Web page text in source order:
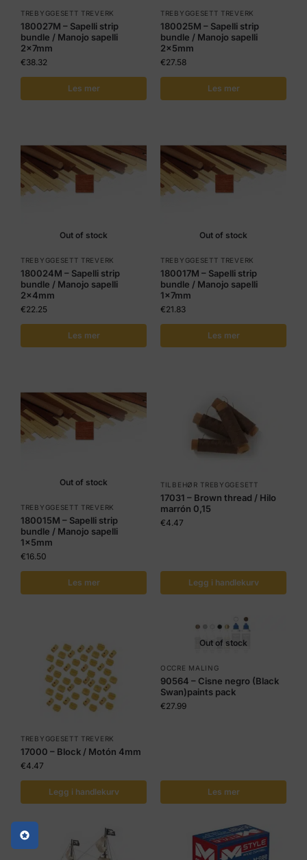
TREBYGGESETT TREVERK
180027M – Sapelli strip
bundle / Manojo sapelli
2x7mm
€38.32
Les mer
TREBYGGESETT TREVERK
180025M – Sapelli strip
bundle / Manojo sapelli
2x5mm
€27.58
Les mer
Out of stock
TREBYGGESETT TREVERK
180024M – Sapelli strip
bundle / Manojo sapelli
2x4mm
€22.25
Les mer
Out of stock
TREBYGGESETT TREVERK
180017M – Sapelli strip
bundle / Manojo sapelli
1x7mm
€21.83
Les mer
Out of stock
TREBYGGESETT TREVERK
180015M – Sapelli strip
bundle / Manojo sapelli
1x5mm
€16.50
Les mer
TILBEHØR TREBYGGESETT
17031 – Brown thread / Hilo
marrón 0,15
€4.47
Legg i handlekurv
TREBYGGESETT TREVERK
17000 – Block / Motón 4mm
€4.47
Legg i handlekurv
Out of stock
OCCRE MALING
90564 – Cisne negro (Black
Swan)paints pack
€27.99
Les mer